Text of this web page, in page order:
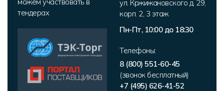
тендерах
ул. Кржижановского д. 29,
корп. 2, 3 этаж
Пн-Пт, 10:00 до 18:30
Телефоны:
8 (800) 551-60-45
(звонок бесплатный)
+7 (495) 626-41-52